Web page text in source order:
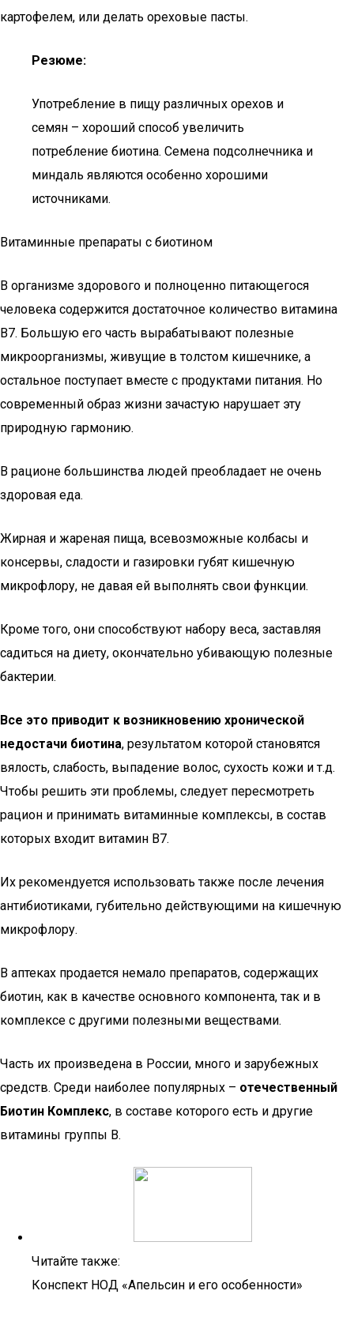
картофелем, или делать ореховые пасты.
Резюме:
Употребление в пищу различных орехов и
семян – хороший способ увеличить
потребление биотина. Семена подсолнечника и
миндаль являются особенно хорошими
источниками.
Витаминные препараты с биотином
В организме здорового и полноценно питающегося
человека содержится достаточное количество витамина
B7. Большую его часть вырабатывают полезные
микроорганизмы, живущие в толстом кишечнике, а
остальное поступает вместе с продуктами питания. Но
современный образ жизни зачастую нарушает эту
природную гармонию.
В рационе большинства людей преобладает не очень
здоровая еда.
Жирная и жареная пища, всевозможные колбасы и
консервы, сладости и газировки губят кишечную
микрофлору, не давая ей выполнять свои функции.
Кроме того, они способствуют набору веса, заставляя
садиться на диету, окончательно убивающую полезные
бактерии.
Все это приводит к возникновению хронической
недостачи биотина, результатом которой становятся
вялость, слабость, выпадение волос, сухость кожи и т.д.
Чтобы решить эти проблемы, следует пересмотреть
рацион и принимать витаминные комплексы, в состав
которых входит витамин B7.
Их рекомендуется использовать также после лечения
антибиотиками, губительно действующими на кишечную
микрофлору.
В аптеках продается немало препаратов, содержащих
биотин, как в качестве основного компонента, так и в
комплексе с другими полезными веществами.
Часть их произведена в России, много и зарубежных
средств. Среди наиболее популярных – отечественный
Биотин Комплекс, в составе которого есть и другие
витамины группы B.
Читайте также:
Конспект НОД «Апельсин и его особенности»